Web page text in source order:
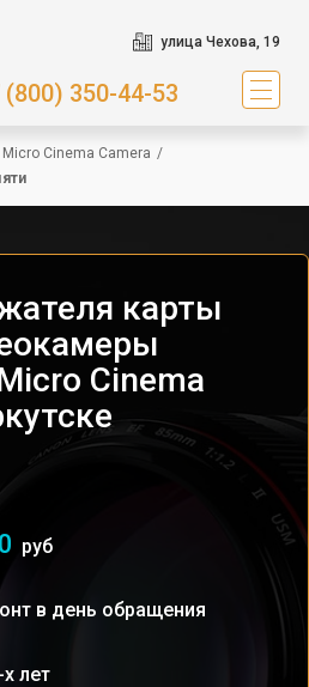
улица Чехова, 19
(800) 350-44-53
Micro Cinema Camera /
карты
Cinema
руб
в день обращения
лет